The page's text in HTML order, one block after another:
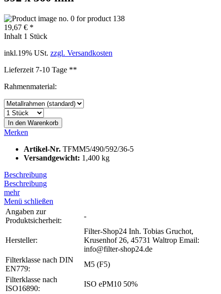
19,67 € *
Inhalt 1 Stück
inkl.19% USt. zzgl. Versandkosten
Lieferzeit 7-10 Tage **
Rahmenmaterial:
In den Warenkorb
Merken
Artikel-Nr. TFMM5/490/592/36-5
Versandgewicht: 1,400 kg
Beschreibung
Beschreibung
mehr
Menü schließen
Angaben zur
Produktsicherheit:
-
Hersteller:
Filter-Shop24 Inh. Tobias Gruchot,
Krusenhof 26, 45731 Waltrop Email:
info@filter-shop24.de
Filterklasse nach DIN
EN779:
M5 (F5)
Filterklasse nach
ISO16890:
ISO ePM10 50%